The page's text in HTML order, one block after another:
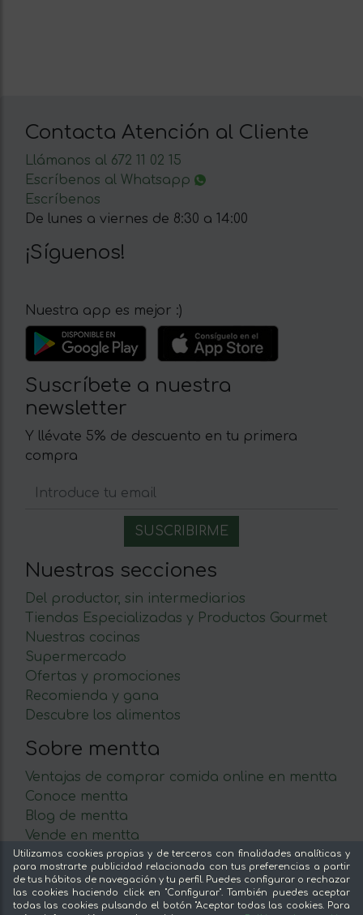
Contacta Atención al Cliente
Llámanos al 672 11 02 15
Escríbenos al Whatsapp
Escríbenos
De lunes a viernes de 8:30 a 14:00
¡Síguenos!
Nuestra app es mejor :)
Suscríbete a nuestra
newsletter
Y llévate 5% de descuento en tu primera
compra
Nuestras secciones
Del productor, sin intermediarios
Tiendas Especializadas y Productos Gourmet
Nuestras cocinas
Supermercado
Ofertas y promociones
Recomienda y gana
Descubre los alimentos
Sobre mentta
Ventajas de comprar comida online en mentta
Conoce mentta
Blog de mentta
Vende en mentta
Fidelización
Preguntas frecuentes
Legal
Utilizamos cookies propias y de terceros con finalidades analíticas y
para mostrarte publicidad relacionada con tus preferencias a partir
de tus hábitos de navegación y tu perfil. Puedes configurar o rechazar
las cookies haciendo click en "Configurar". También puedes aceptar
todas las cookies pulsando el botón "Aceptar todas las cookies. Para